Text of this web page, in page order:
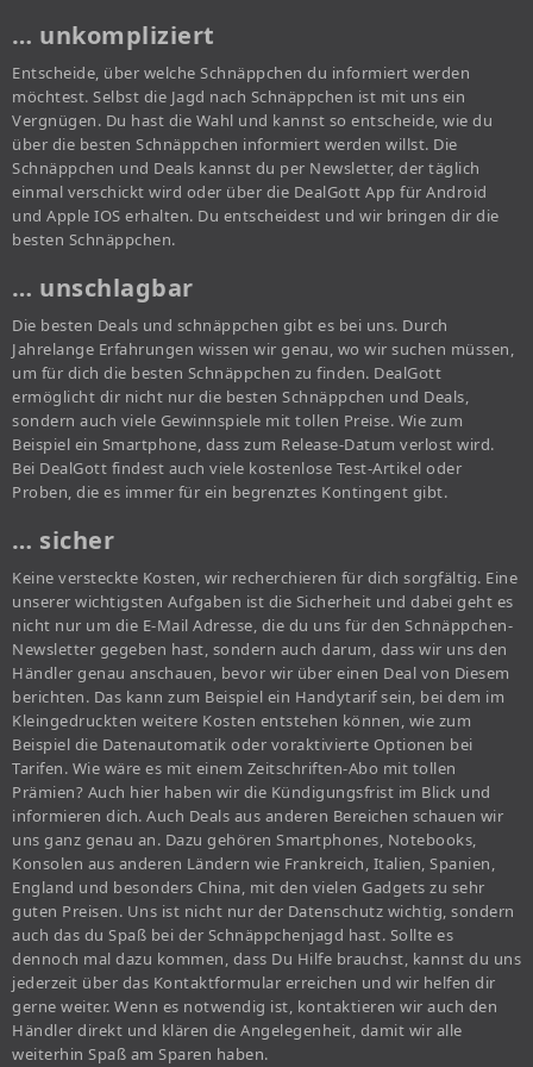
… unkompliziert
Entscheide, über welche Schnäppchen du informiert werden
möchtest. Selbst die Jagd nach Schnäppchen ist mit uns ein
Vergnügen. Du hast die Wahl und kannst so entscheide, wie du
über die besten Schnäppchen informiert werden willst. Die
Schnäppchen und Deals kannst du per Newsletter, der täglich
einmal verschickt wird oder über die DealGott App für Android
und Apple IOS erhalten. Du entscheidest und wir bringen dir die
besten Schnäppchen.
… unschlagbar
Die besten Deals und schnäppchen gibt es bei uns. Durch
Jahrelange Erfahrungen wissen wir genau, wo wir suchen müssen,
um für dich die besten Schnäppchen zu finden. DealGott
ermöglicht dir nicht nur die besten Schnäppchen und Deals,
sondern auch viele Gewinnspiele mit tollen Preise. Wie zum
Beispiel ein Smartphone, dass zum Release-Datum verlost wird.
Bei DealGott findest auch viele kostenlose Test-Artikel oder
Proben, die es immer für ein begrenztes Kontingent gibt.
… sicher
Keine versteckte Kosten, wir recherchieren für dich sorgfältig. Eine
unserer wichtigsten Aufgaben ist die Sicherheit und dabei geht es
nicht nur um die E-Mail Adresse, die du uns für den Schnäppchen-
Newsletter gegeben hast, sondern auch darum, dass wir uns den
Händler genau anschauen, bevor wir über einen Deal von Diesem
berichten. Das kann zum Beispiel ein Handytarif sein, bei dem im
Kleingedruckten weitere Kosten entstehen können, wie zum
Beispiel die Datenautomatik oder voraktivierte Optionen bei
Tarifen. Wie wäre es mit einem Zeitschriften-Abo mit tollen
Prämien? Auch hier haben wir die Kündigungsfrist im Blick und
informieren dich. Auch Deals aus anderen Bereichen schauen wir
uns ganz genau an. Dazu gehören Smartphones, Notebooks,
Konsolen aus anderen Ländern wie Frankreich, Italien, Spanien,
England und besonders China, mit den vielen Gadgets zu sehr
guten Preisen. Uns ist nicht nur der Datenschutz wichtig, sondern
auch das du Spaß bei der Schnäppchenjagd hast. Sollte es
dennoch mal dazu kommen, dass Du Hilfe brauchst, kannst du uns
jederzeit über das Kontaktformular erreichen und wir helfen dir
gerne weiter. Wenn es notwendig ist, kontaktieren wir auch den
Händler direkt und klären die Angelegenheit, damit wir alle
weiterhin Spaß am Sparen haben.